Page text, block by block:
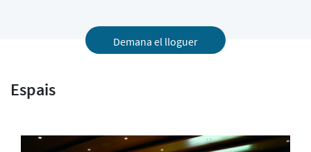
Demana el lloguer
Espais